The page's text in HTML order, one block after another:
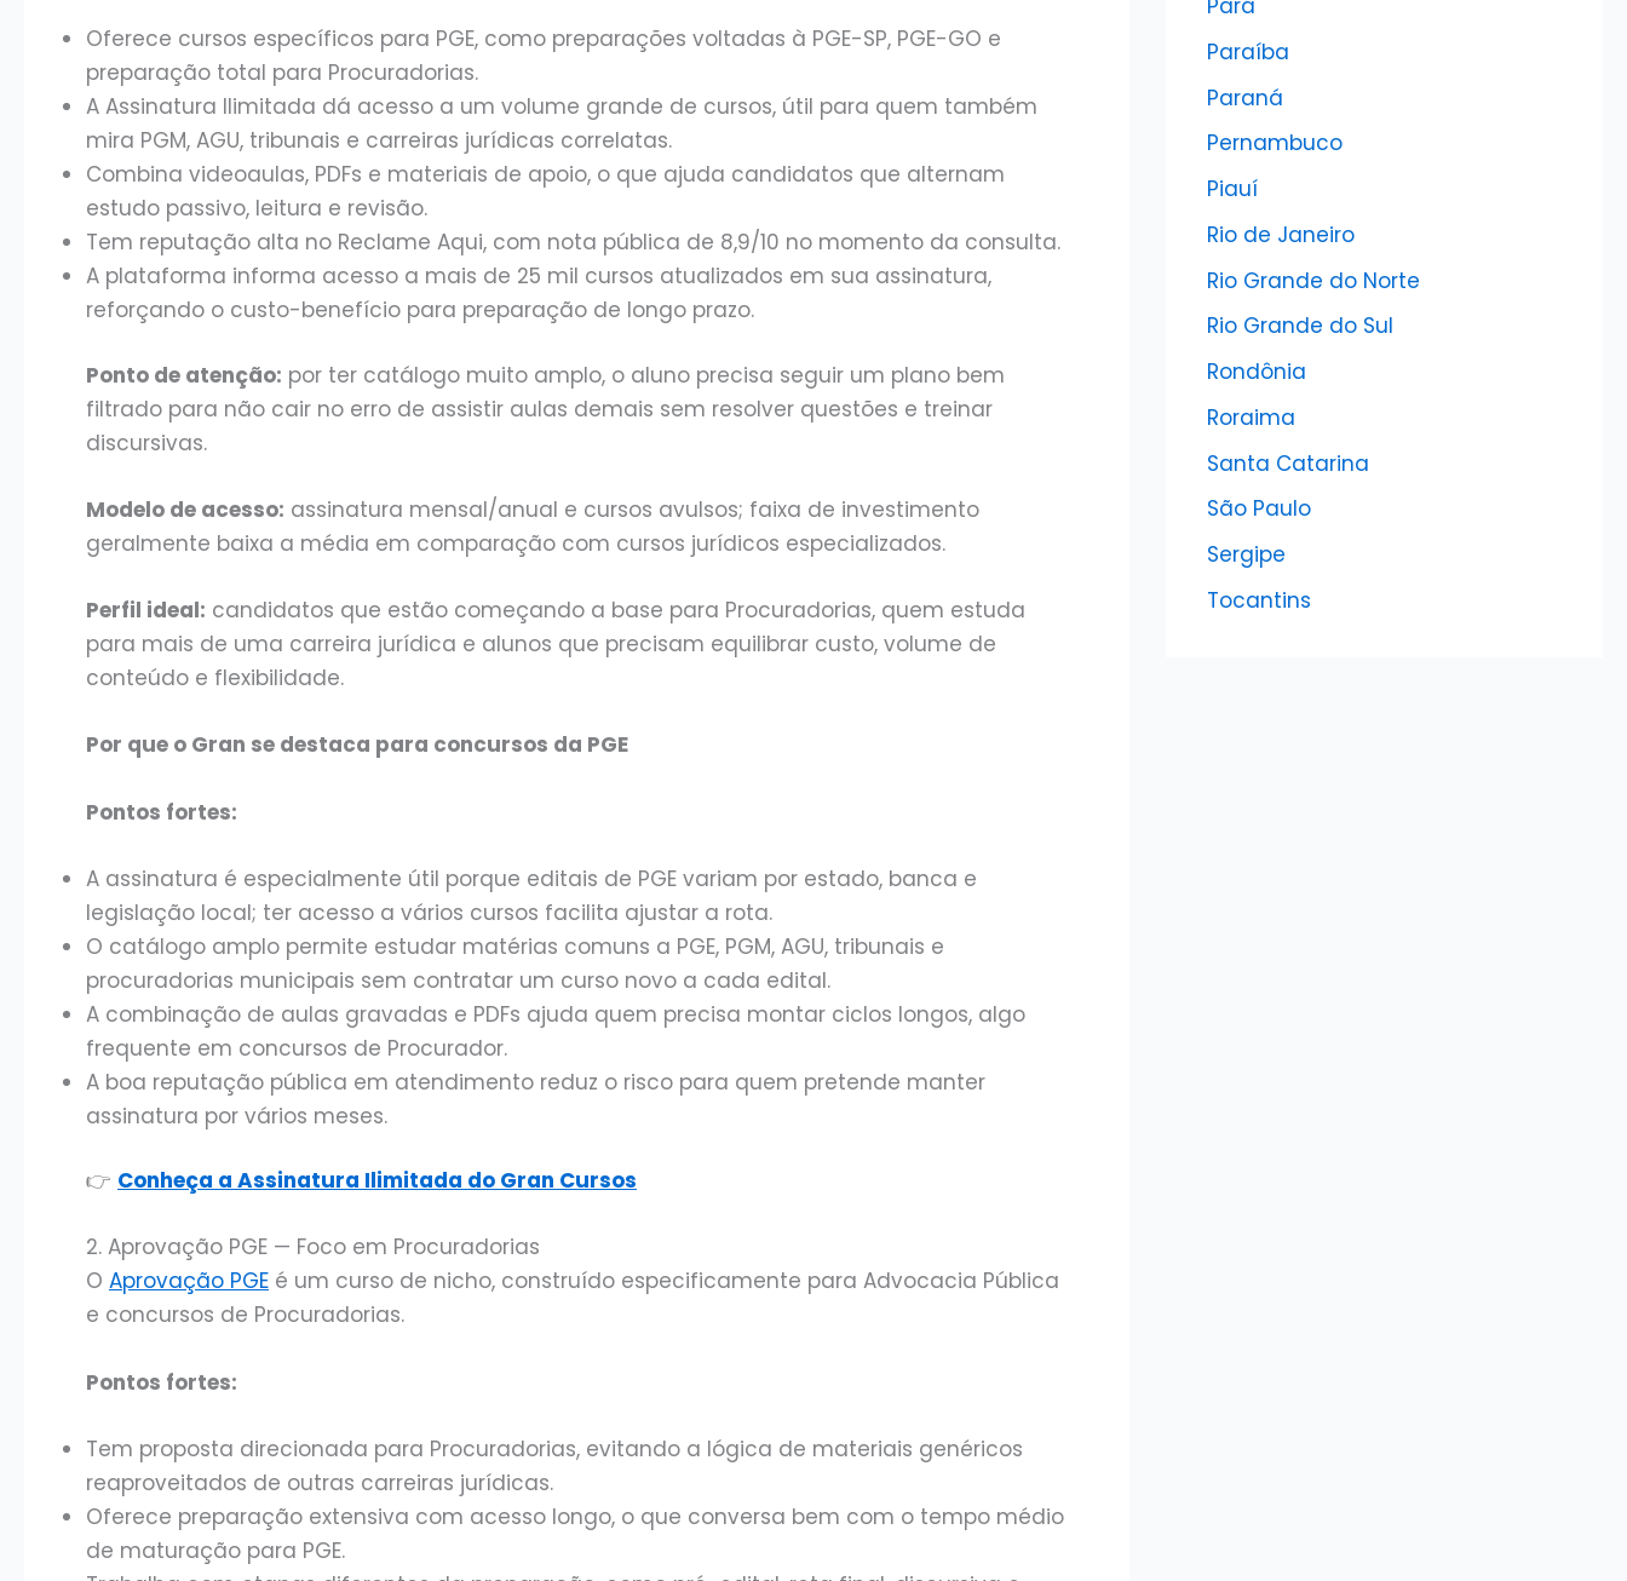
Oferece cursos específicos para PGE, como preparações voltadas à PGE-SP, PGE-GO e
preparação total para Procuradorias.
A Assinatura Ilimitada dá acesso a um volume grande de cursos, útil para quem também
mira PGM, AGU, tribunais e carreiras jurídicas correlatas.
Combina videoaulas, PDFs e materiais de apoio, o que ajuda candidatos que alternam
estudo passivo, leitura e revisão.
Tem reputação alta no Reclame Aqui, com nota pública de 8,9/10 no momento da consulta.
A plataforma informa acesso a mais de 25 mil cursos atualizados em sua assinatura,
reforçando o custo-benefício para preparação de longo prazo.
Ponto de atenção: por ter catálogo muito amplo, o aluno precisa seguir um plano bem
filtrado para não cair no erro de assistir aulas demais sem resolver questões e treinar
discursivas.
Modelo de acesso: assinatura mensal/anual e cursos avulsos; faixa de investimento
geralmente baixa a média em comparação com cursos jurídicos especializados.
Perfil ideal: candidatos que estão começando a base para Procuradorias, quem estuda
para mais de uma carreira jurídica e alunos que precisam equilibrar custo, volume de
conteúdo e flexibilidade.
Por que o Gran se destaca para concursos da PGE
Pontos fortes:
A assinatura é especialmente útil porque editais de PGE variam por estado, banca e
legislação local; ter acesso a vários cursos facilita ajustar a rota.
O catálogo amplo permite estudar matérias comuns a PGE, PGM, AGU, tribunais e
procuradorias municipais sem contratar um curso novo a cada edital.
A combinação de aulas gravadas e PDFs ajuda quem precisa montar ciclos longos, algo
frequente em concursos de Procurador.
A boa reputação pública em atendimento reduz o risco para quem pretende manter
assinatura por vários meses.
👉 Conheça a Assinatura Ilimitada do Gran Cursos
2. Aprovação PGE — Foco em Procuradorias
O Aprovação PGE é um curso de nicho, construído especificamente para Advocacia Pública
e concursos de Procuradorias.
Pontos fortes:
Tem proposta direcionada para Procuradorias, evitando a lógica de materiais genéricos
reaproveitados de outras carreiras jurídicas.
Oferece preparação extensiva com acesso longo, o que conversa bem com o tempo médio
de maturação para PGE.
Pará
Paraíba
Paraná
Pernambuco
Piauí
Rio de Janeiro
Rio Grande do Norte
Rio Grande do Sul
Rondônia
Roraima
Santa Catarina
São Paulo
Sergipe
Tocantins